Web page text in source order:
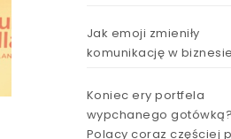
Jak emoji zmieniły
komunikację w biznesie
Koniec ery portfela
wypchanego gotówką?
Polacy coraz częściej